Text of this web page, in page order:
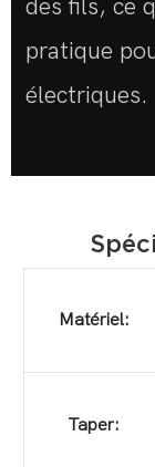
des fils, ce
pratique
électriques.
Matériel:
Taper: